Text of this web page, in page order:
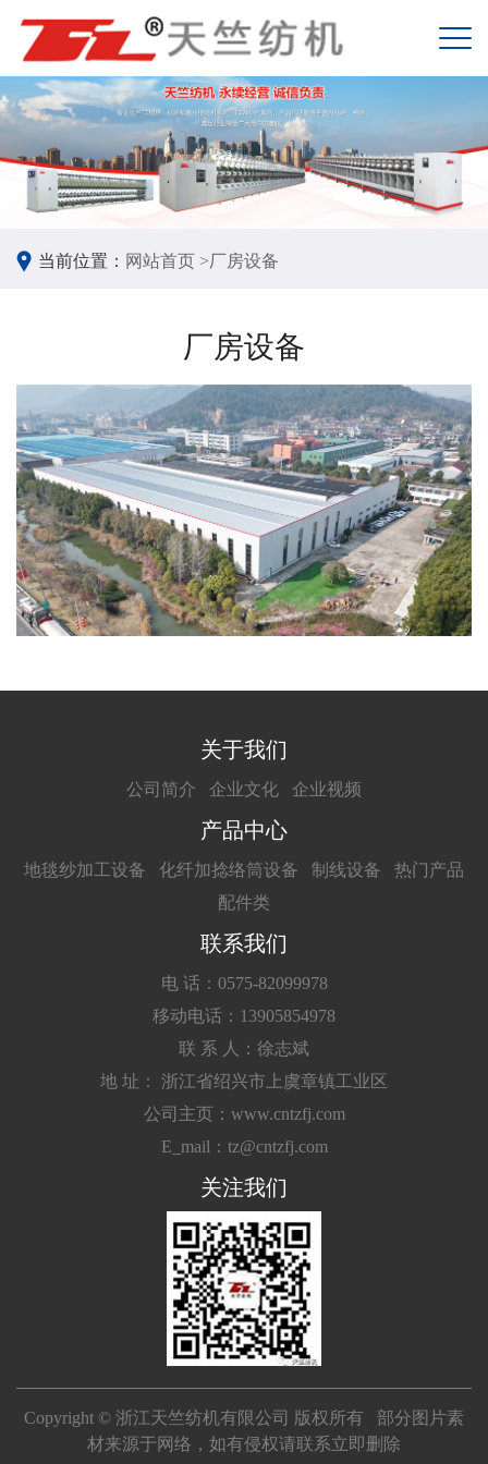
当前位置： 网站首页 >厂房设备
厂房设备
关于我们
公司简介 企业文化 企业视频
产品中心
地毯纱加工设备 化纤加捻络筒设备 制线设备
热门产品
配件类
联系我们
电 话：0575-82099978
移动电话：13905854978
联 系 人：徐志斌
地 址： 浙江省绍兴市上虞章镇工业区
公司主页：www.cntzfj.com
E_mail：tz@cntzfj.com
关注我们
Copyright © 浙江天竺纺机有限公司 版权所有 部分图片素
材来源于网络，如有侵权请联系立即删除